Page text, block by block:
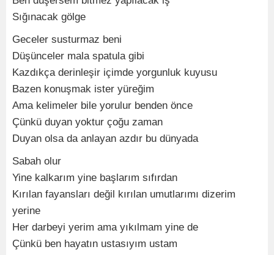
Sığınacak gölge
Geceler susturmaz beni
Düşünceler mala spatula gibi
Kazdıkça derinleşir içimde yorgunluk kuyusu
Bazen konuşmak ister yüreğim
Ama kelimeler bile yorulur benden önce
Çünkü duyan yoktur çoğu zaman
Duyan olsa da anlayan azdır bu dünyada
Sabah olur
Yine kalkarım yine başlarım sıfırdan
Kırılan fayansları değil kırılan umutlarımı dizerim
yerine
Her darbeyi yerim ama yıkılmam yine de
Çünkü ben hayatın ustasıyım ustam